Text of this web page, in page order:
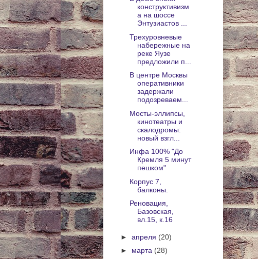
конструктивизм
а на шоссе
Энтузиастов ...
Трехуровневые
набережные на
реке Яузе
предложили п...
В центре Москвы
оперативники
задержали
подозреваем...
Мосты-эллипсы,
кинотеатры и
скалодромы:
новый взгл...
Инфа 100% "До
Кремля 5 минут
пешком"
Корпус 7,
балконы.
Реновация,
Базовская,
вл.15, к.16
► апреля (20)
► марта (28)